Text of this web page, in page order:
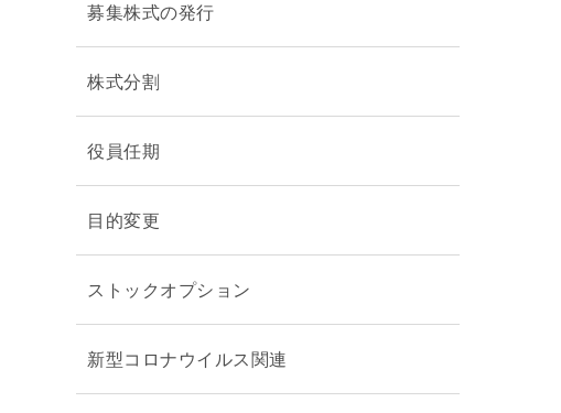
募集株式の発行
株式分割
役員任期
目的変更
ストックオプション
新型コロナウイルス関連